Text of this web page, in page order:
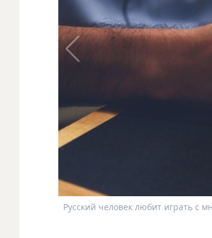
Русский человек любит играть с